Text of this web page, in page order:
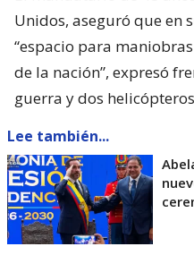
Unidos, aseguró que en
“espacio para
de la nación”, expresó
guerra y dos
Lee también...